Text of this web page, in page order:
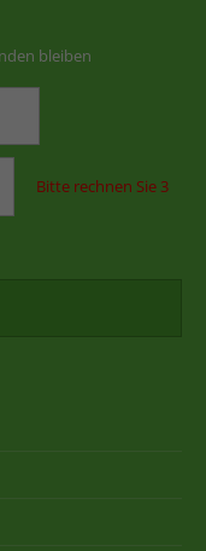
bleiben
Bitte rechnen Sie 3